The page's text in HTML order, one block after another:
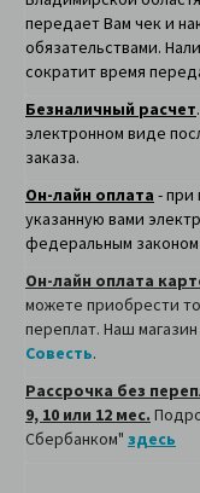
передает Вам чек и
обязательствами.
сократит время
Безналичный расчет
электронном виде
заказа.
Он-лайн оплата - при
указанную вами
федеральным
Он-лайн оплата
можете приобрести
переплат. Наш магазин
Совесть.
Рассрочка без
9, 10 или 12 мес.
Сбербанком" здесь